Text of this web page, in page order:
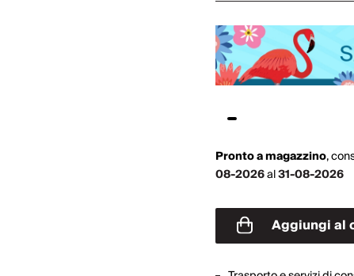
Pronto a magazzino,
08-2026al31-08-2026
Aggiungi al